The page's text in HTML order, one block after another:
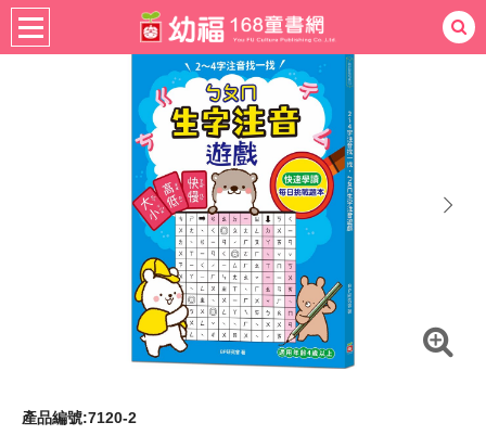
熱門：忍者兔 ㄅㄆㄇ學習
手指按按拼圖練習本 積木
3D立體書繪本讀本
書籍分齡 適用年齡 4-6歲
next
產品編號:7120-2